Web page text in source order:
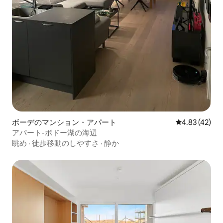
ボーデのマンション・アパート レビュー42
4.83 (42)
アパート-ボドー湖の海辺
眺め · 徒歩移動のしやすさ · 静か